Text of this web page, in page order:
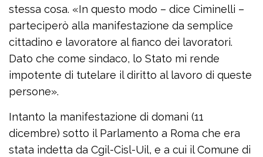
stessa cosa. «In questo modo – dice Ciminelli –
parteciperò alla manifestazione da semplice
cittadino e lavoratore al fianco dei lavoratori.
Dato che come sindaco, lo Stato mi rende
impotente di tutelare il diritto al lavoro di queste
persone».
Intanto la manifestazione di domani (11
dicembre) sotto il Parlamento a Roma che era
stata indetta da Cgil-Cisl-Uil, e a cui il Comune di